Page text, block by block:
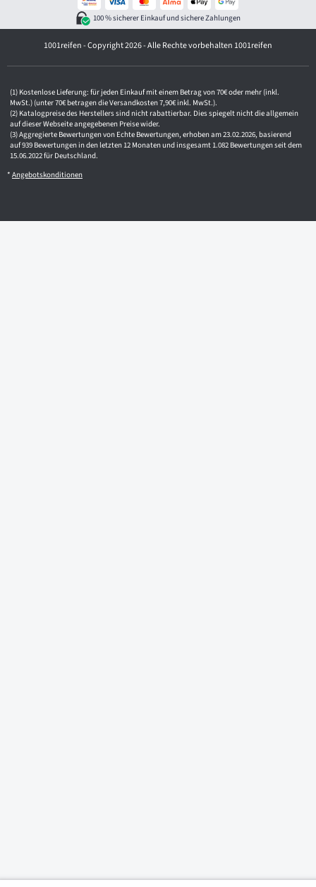
e
100 % sicherer Einkauf und sichere Zahlungen
1001reifen - Copyright 2026 - Alle Rechte vorbehalten 1001reifen
Kostenlose Lieferung: für jeden Einkauf mit einem Betrag von 70€ oder mehr (inkl.
MwSt.) (unter 70€ betragen die Versandkosten 7,90€ inkl. MwSt.).
Katalogpreise des Herstellers sind nicht rabattierbar. Dies spiegelt nicht die allgemein
auf dieser Webseite angegebenen Preise wider.
Aggregierte Bewertungen von Echte Bewertungen, erhoben am 23.02.2026, basierend
auf 939 Bewertungen in den letzten 12 Monaten und insgesamt 1.082 Bewertungen seit dem
15.06.2022 für Deutschland.
* Angebotskonditionen